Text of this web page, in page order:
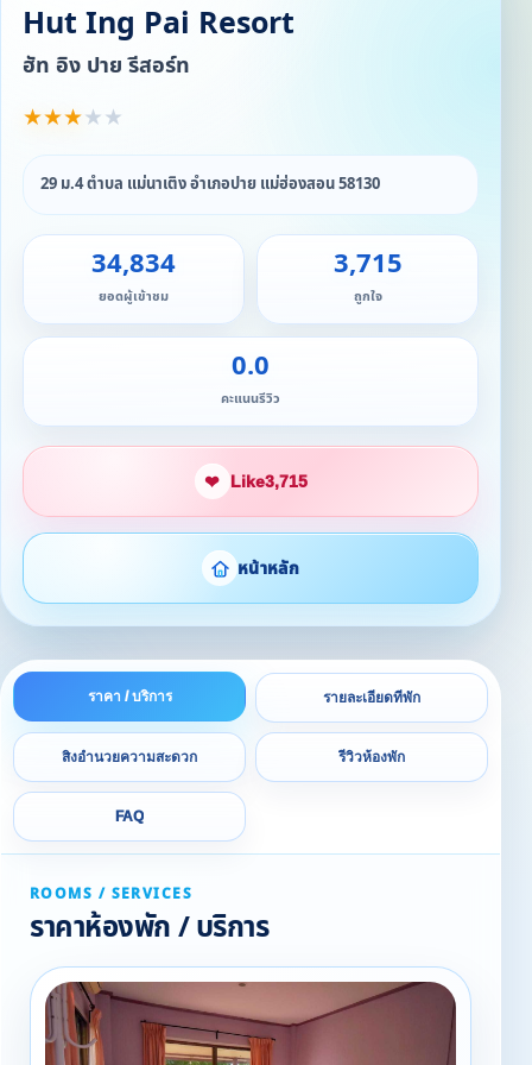
Hut Ing Pai Resort
ฮัท อิง ปาย รีสอร์ท
★★★★★
29 ม.4 ตำบล แม่นาเติง อำเภอปาย แม่ฮ่องสอน 58130
34,834
ยอดผู้เข้าชม
3,715
ถูกใจ
0.0
คะแนนรีวิว
❤ Like3,715
หน้าหลัก
ราคา / บริการ รายละเอียดที่พัก
สิ่งอำนวยความสะดวก รีวิวห้องพัก
FAQ
ROOMS / SERVICES
ราคาห้องพัก / บริการ